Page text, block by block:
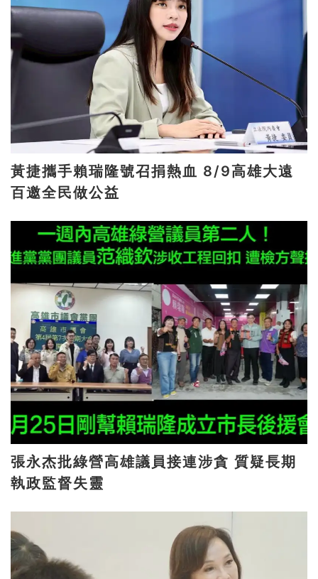
黃捷攜手賴瑞隆號召捐熱血 8/9高雄大遠
百邀全民做公益
張永杰批綠營高雄議員接連涉貪 質疑長期
執政監督失靈